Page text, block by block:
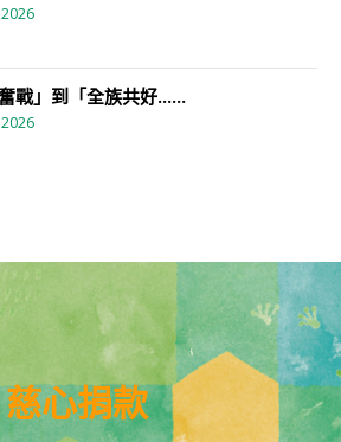
戰」到「全族共好......
慈心捐款